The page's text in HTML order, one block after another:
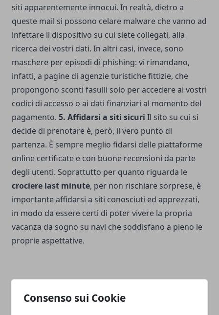
Consenso sui Cookie
siti apparentemente innocui. In realtà, dietro a
queste mail si possono celare malware che vanno ad
infettare il dispositivo su cui siete collegati, alla
ricerca dei vostri dati. In altri casi, invece, sono
maschere per episodi di phishing: vi rimandano,
infatti, a pagine di agenzie turistiche fittizie, che
propongono sconti fasulli solo per accedere ai vostri
codici di accesso o ai dati finanziari al momento del
pagamento. 5. Affidarsi a siti sicuri Il sito su cui si
decide di prenotare è, però, il vero punto di
partenza. È sempre meglio fidarsi delle piattaforme
online certificate e con buone recensioni da parte
degli utenti. Soprattutto per quanto riguarda le
crociere last minute, per non rischiare sorprese, è
importante affidarsi a siti conosciuti ed apprezzati,
in modo da essere certi di poter vivere la propria
vacanza da sogno su navi che soddisfano a pieno le
proprie aspettative.
Facebook
TwitterWhatsapp